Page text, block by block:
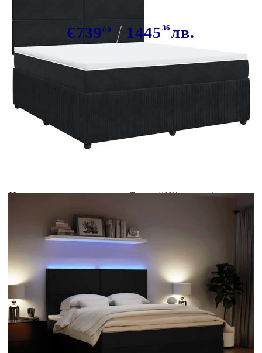
€73900 1445 36лв.
В наличност: 58 бр.
Безплатна доставка до адрес при плащане по банков път
Материал:
Текстил (100% полиестер)
55 см
Напрежение:
DC 5 V
Дължина на захранващия кабел:
30 м
Клас на защита:
IP65
Дължина на USB кабела:
Материал за пълнеж:
Покет пружини, пяна
Твърдост:
Средна
Купи на изплащане